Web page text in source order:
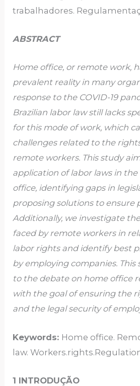
trabalhadores.
ABSTRACT
Home office, or remote work,
prevalent reality in many
response to the COVID-19
Brazilian labor law still lacks
for this mode of work, which
challenges related to the
remote workers. This study
application of labor laws in
office, identifying gaps in
proposing solutions to ensure
Additionally, we investigate
faced by remote workers in
labor rights and identify best
by employing companies.
to the debate on home office
with the goal of ensuring the
and the legal security of
Keywords: Home office.
law.
1 INTRODUÇÃO